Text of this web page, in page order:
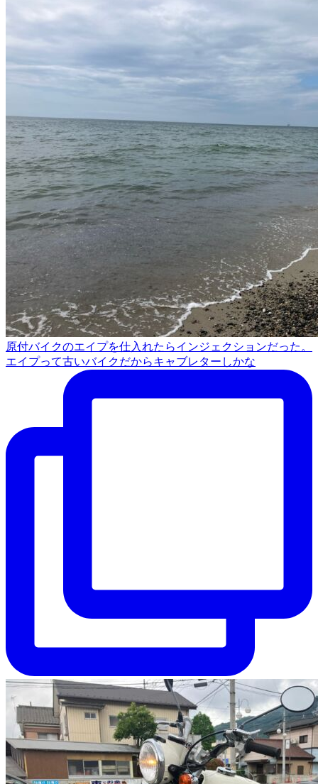
原付バイクのエイプを仕入れたらインジェクションだった。
エイプって古いバイクだからキャブレターしかな